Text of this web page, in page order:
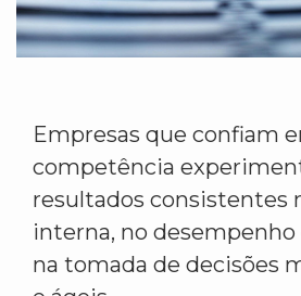
Empresas que confiam
competência
resultados consistentes
interna, no desempenho
na tomada de decisões